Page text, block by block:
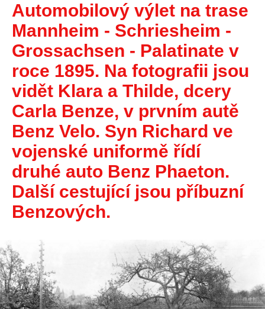
Automobilový výlet na trase
Mannheim - Schriesheim -
Grossachsen - Palatinate v
roce 1895. Na fotografii jsou
vidět Klara a Thilde, dcery
Carla Benze, v prvním autě
Benz Velo. Syn Richard ve
vojenské uniformě řídí
druhé auto Benz Phaeton.
Další cestující jsou příbuzní
Benzových.